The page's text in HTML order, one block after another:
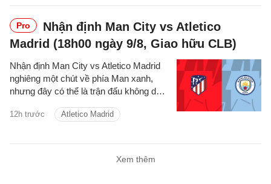
Pro
Nhận định Man City vs Atletico
Madrid (18h00 ngày 9/8, Giao hữu CLB)
12h trước Atletico Madrid
Nhận định Man City vs Atletico Madrid
nghiêng một chút về phía Man xanh,
nhưng đây có thể là trận đấu không dễ
Xem thêm